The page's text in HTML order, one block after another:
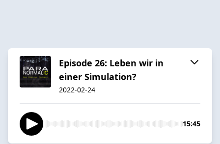
Episode 26: Leben wir in
einer Simulation?
2022-02-24
15:45